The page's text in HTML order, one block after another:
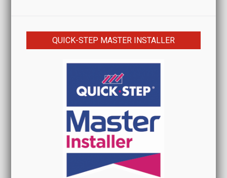
QUICK-STEP MASTER INSTALLER